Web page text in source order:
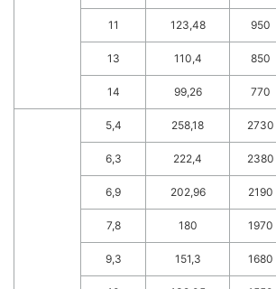
11 123,48 950
13 110,4 850
14 99,26 770
5,4 258,18 2730
6,3 222,4 2380
6,9 202,96 2190
7,8 180 1970
9,3 151,3 1680